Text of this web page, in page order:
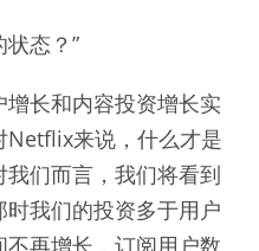
态？”
长和内容投资增长实
Netflix来说，什么才是
们而言，我们将看到
我们的投资多于用户
再增长，订阅用户数